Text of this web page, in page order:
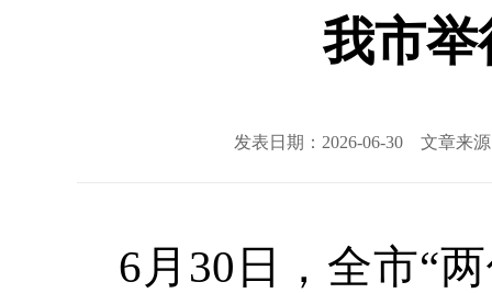
我市举
发表日期：2026-06-30 文章来
6月30日，全市“